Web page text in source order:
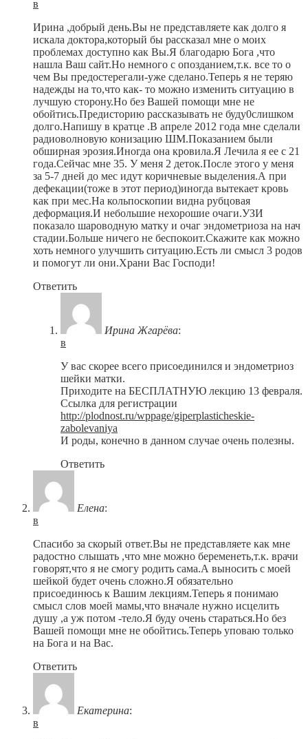
в
Ирина ,добрый день.Вы не представляете как долго я
искала доктора,который бы рассказал мне о моих
проблемах доступно как Вы.Я благодарю Бога ,что
нашла Ваш сайт.Но немного с опозданием,т.к. все то о
чем Вы предостерегали-уже сделано.Теперь я не теряю
надежды на то,что как- то можно изменить ситуацию в
лучшую сторону.Но без Вашей помощи мне не
обойтись.Предисторию рассказывать не буду0слишком
долго.Напишу в кратце .В апреле 2012 года мне сделали
радиоволновую конизацию ШМ.Показанием были
обширная эрозия.Иногда она кровила.Я Лечила я ее с 21
года.Сейчас мне 35. У меня 2 деток.После этого у меня
за 5-7 дней до мес идут коричневые выделения.А при
дефекации(тоже в этот период)иногда вытекает кровь
как при мес.На кольпоскопии видна рубцовая
деформация.И небольшие нехорошие очаги.УЗИ
показало шароводную матку и очаг эндометриоза на нач
стадии.Больше ничего не беспокоит.Скажите как можно
хоть немного улучшить ситуацию.Есть ли смысл 3 родов
и помогут ли они.Храни Вас Господи!
Ответить
Ирина Жгарёва:
в
У вас скорее всего присоединился и эндометриоз
шейки матки.
Приходите на БЕСПЛАТНУЮ лекцию 13 февраля.
Ссылка для регистрации
http://plodnost.ru/wppage/giperplasticheskie-
zabolevaniya
И роды, конечно в данном случае очень полезны.
Ответить
Елена:
в
Спасибо за скорый ответ.Вы не представляете как мне
радостно слышать ,что мне можно беременеть,т.к. врачи
говорят,что я не смогу родить сама.А выносить с моей
шейкой будет очень сложно.Я обязательно
присоединюсь к Вашим лекциям.Теперь я понимаю
смысл слов моей мамы,что вначале нужно исцелить
душу ,а уж потом -тело.Я буду очень стараться.Но без
Вашей помощи мне не обойтись.Теперь уповаю только
на Бога и на Вас.
Ответить
Екатерина:
в